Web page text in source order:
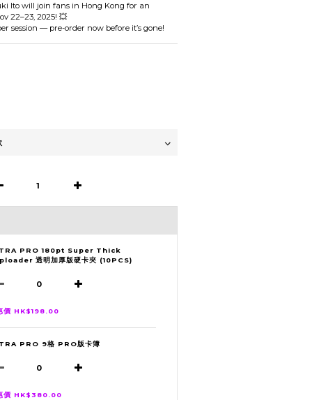
Ito will join fans in Hong Kong for an
22–23, 2025! 💥
session — pre-order now before it’s gone!
PRO 180pt Super Thick
透明加厚版硬卡夾 (10PCS)
價 HK$198.00
PRO 9格 PRO版卡簿
價 HK$380.00